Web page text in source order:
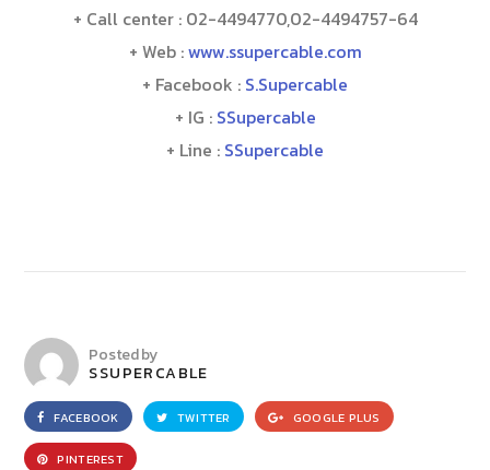
+ Call center : 02-4494770,02-4494757-64
+ Web :www.ssupercable.com
+ Facebook : S.Supercable
+ IG : SSupercable
+ Line : SSupercable
Posted by
SSUPERCABLE
FACEBOOK TWITTER GOOGLE PLUS
PINTEREST